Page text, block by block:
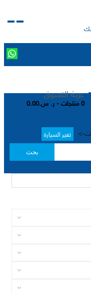
عربة التسوق
0 منتجات - ر. س.0.00
> تغير السيارة
بحث